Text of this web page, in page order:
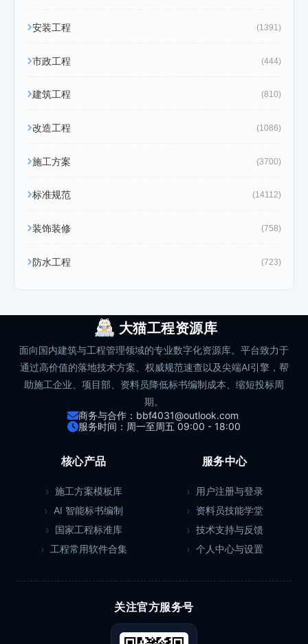
安装工程 (1391)
市政工程 (444)
建筑工程 (810)
改造工程 (1086)
施工方案 (3700)
标准规范 (14112)
装饰装修 (758)
防水工程 (723)
大猫工程资源库
面向国内建筑与工程管理领域的专业数字化资源库。平台致力于
通过高价值的落地技术方案、权威规范速查以及尖端AI引擎，帮
助施工企业、项目部、资料员降低标书编制成本、缩短投标周
期。
商务与合作：bbf4031@outlook.com
服务时间：周一至周五 09:00 - 18:00
核心产品
施工方案模板库
AI 智能标书编制
国家工程标准库
工程常用软件合集
服务中心
用户注册与登录
资料员技能学堂
技术支持与反馈
个人中心与设置
关注官方服务号